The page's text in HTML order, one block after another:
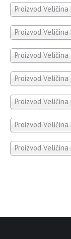
Proizvod Veličina
Proizvod Veličina
Proizvod Veličina
Proizvod Veličina
Proizvod
Proizvod
Proizvod Veličina